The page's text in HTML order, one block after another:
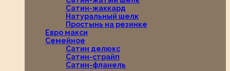
Сатин-жаккард
Натуральный шелк
Простынь на резинке
Евро макси
Семейное
Сатин делюкс
Сатин-страйп
Сатин-фланель